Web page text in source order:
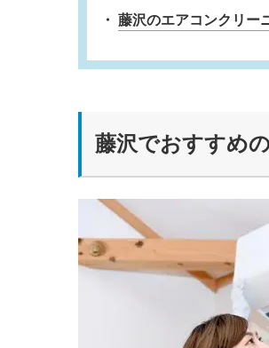
藤沢のエアコンクリー
藤沢でおすすめ